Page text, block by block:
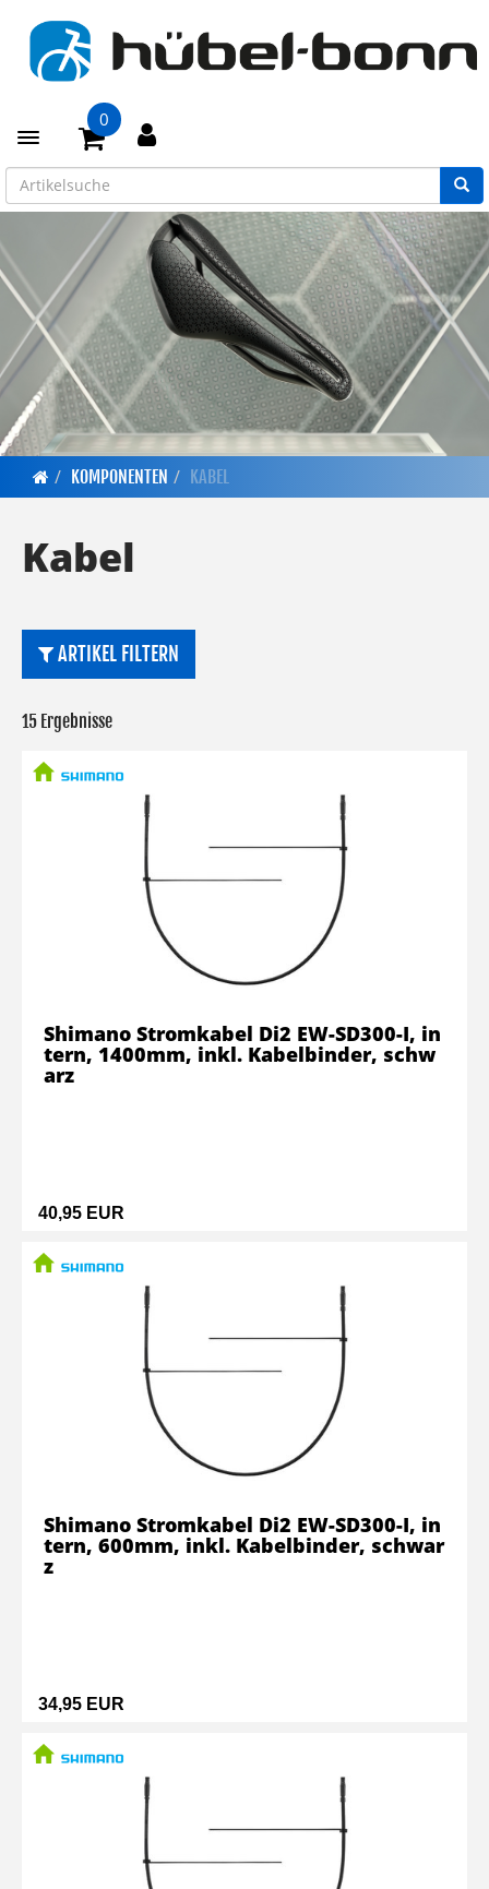
Toggle navigation
0
KOMPONENTEN KABEL
Kabel
ARTIKEL FILTERN
15 Ergebnisse
40,95 EUR
Shimano Stromkabel Di2 EW-SD300-I, in
tern, 1400mm, inkl. Kabelbinder, schw
arz
34,95 EUR
Shimano Stromkabel Di2 EW-SD300-I, in
tern, 600mm, inkl. Kabelbinder, schwar
z